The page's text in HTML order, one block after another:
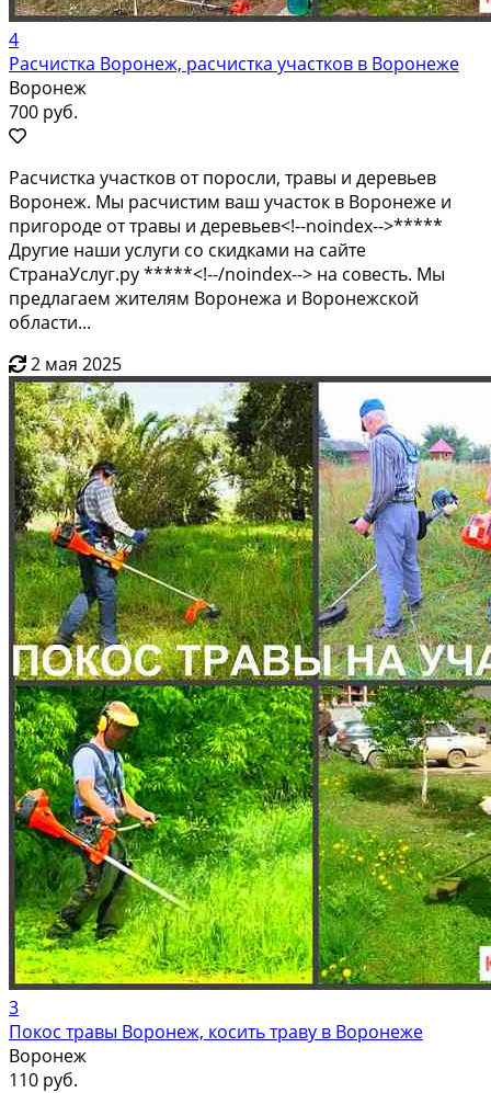
4
Расчистка Воронеж, расчистка участков в Воронеже
Воронеж
700 руб.
Расчистка участков от поросли, травы и деревьев
Воронеж. Мы расчистим ваш участок в Воронеже и
пригороде от травы и деревьев<!--noindex-->*****
Другие наши услуги со скидками на сайте
СтранаУслуг.ру *****<!--/noindex--> на совесть. Мы
предлагаем жителям Воронежа и Воронежской
области...
2 мая 2025
3
Покос травы Воронеж, косить траву в Воронеже
Воронеж
110 руб.